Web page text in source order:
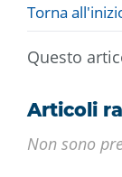
Torna
Questo
Articoli
Non sono